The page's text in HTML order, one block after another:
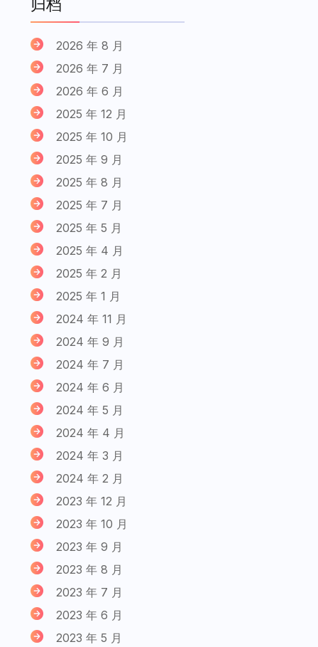
2026 年 8 月
2026 年 7 月
2026 年 6 月
2025 年 12 月
2025 年 10 月
2025 年 9 月
2025 年 8 月
2025 年 7 月
2025 年 5 月
2025 年 4 月
2025 年 2 月
2025 年 1 月
2024 年 11 月
2024 年 9 月
2024 年 7 月
2024 年 6 月
2024 年 5 月
2024 年 4 月
2024 年 3 月
2024 年 2 月
2023 年 12 月
2023 年 10 月
2023 年 9 月
2023 年 8 月
2023 年 7 月
2023 年 6 月
2023 年 5 月